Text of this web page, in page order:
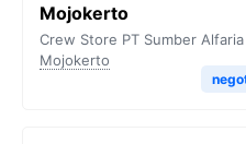
Mojokerto
Crew Store PT Sumber
Mojokerto